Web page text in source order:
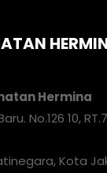
Hermina
No.126 10,
Kota